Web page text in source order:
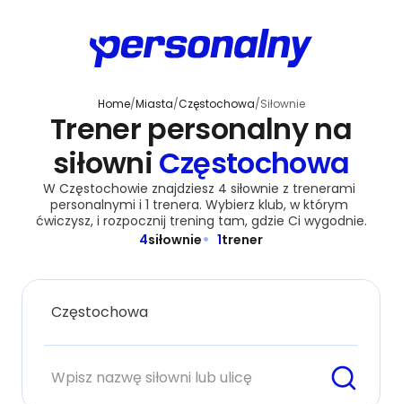
Home/Miasta/Częstochowa/Siłownie
Trener personalny na
siłowni Częstochowa
W Częstochowie znajdziesz 4 siłownie z trenerami
personalnymi i 1 trenera. Wybierz klub, w którym
ćwiczysz, i rozpocznij trening tam, gdzie Ci wygodnie.
4siłownie 1trener